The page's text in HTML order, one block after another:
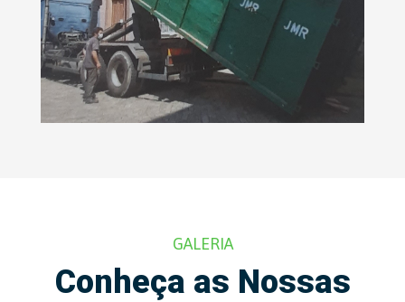
GALERIA
Conheça as Nossas